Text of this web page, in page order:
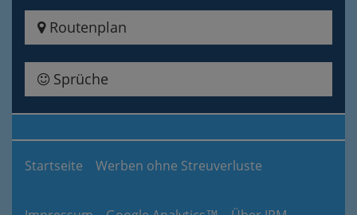
Routenplan
Sprüche
Startseite Werben ohne Streuverluste